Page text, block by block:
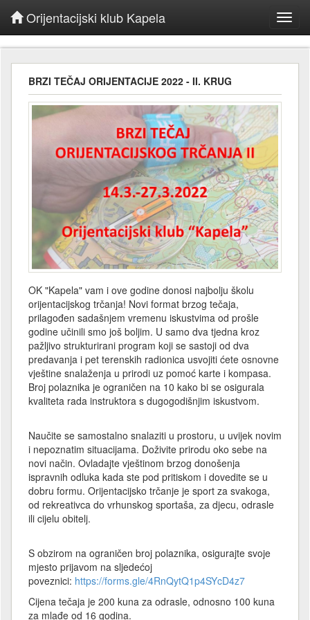
Orijentacijski klub Kapela
BRZI TEČAJ ORIJENTACIJE 2022 - II. KRUG
OK "Kapela" vam i ove godine donosi najbolju školu
orijentacijskog trčanja! Novi format brzog tečaja,
prilagođen sadašnjem vremenu iskustvima od prošle
godine učinili smo još boljim. U samo dva tjedna kroz
pažljivo strukturirani program koji se sastoji od dva
predavanja i pet terenskih radionica usvojiti ćete osnovne
vještine snalaženja u prirodi uz pomoć karte i kompasa.
Broj polaznika je ograničen na 10 kako bi se osigurala
kvaliteta rada instruktora s dugogodišnjim iskustvom.
Naučite se samostalno snalaziti u prostoru, u uvijek novim
i nepoznatim situacijama. Doživite prirodu oko sebe na
novi način. Ovladajte vještinom brzog donošenja
ispravnih odluka kada ste pod pritiskom i dovedite se u
dobru formu. Orijentacijsko trčanje je sport za svakoga,
od rekreativca do vrhunskog sportaša, za djecu, odrasle
ili cijelu obitelj.
S obzirom na ograničen broj polaznika, osigurajte svoje
mjesto prijavom na sljedećoj
poveznici: https://forms.gle/4RnQytQ1p4SYcD4z7
Cijena tečaja je 200 kuna za odrasle, odnosno 100 kuna
za mlađe od 16 godina.